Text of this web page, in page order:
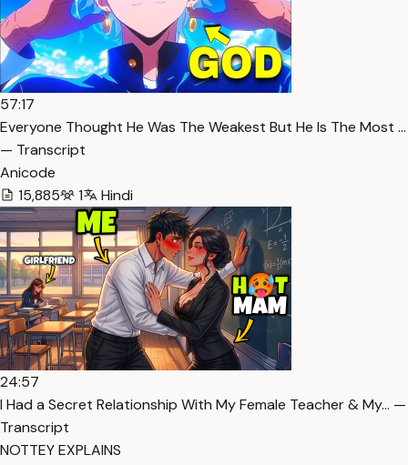
57:17
Everyone Thought He Was The Weakest But He Is The Most …
— Transcript
Anicode
15,885
1 Hindi
24:57
I Had a Secret Relationship With My Female Teacher & My… —
Transcript
NOTTEY EXPLAINS